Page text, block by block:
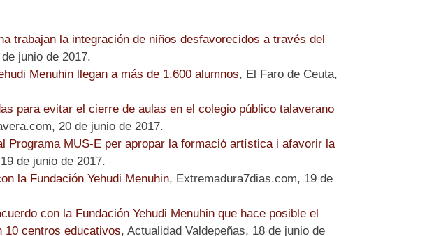
trabajan la integración de niños desfavorecidos a través del
junio de 2017.
Menuhin llegan a más de 1.600 alumnos, El Faro de Ceuta,
para evitar el cierre de aulas en el colegio público talaverano
20 de junio de 2017.
Programa MUS-E per apropar la formació artística i afavorir la
de junio de 2017.
la Fundación Yehudi Menuhin, Extremadura7dias.com, 19 de
con la Fundación Yehudi Menuhin que hace posible el
10 centros educativos, Actualidad Valdepeñas, 18 de junio de